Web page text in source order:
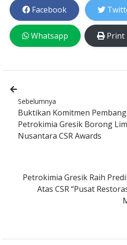
Facebook
Whatsapp Print
Sebelumnya
Buktikan Komitmen
Petrokimia Gresik Borong
Nusantara CSR Awards
Petrokimia Gresik Raih
Atas CSR “Pusat